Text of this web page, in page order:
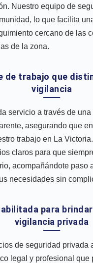
Nuestro equipo de
lo que facilita
cercano de las
de la zona.
de trabajo que
vigilancia
servicio a través de
asegurando que
trabajo en La
claros para que
acompañándote paso
necesidades sin
para
vigilancia privada
de seguridad privada
legal y profesional que